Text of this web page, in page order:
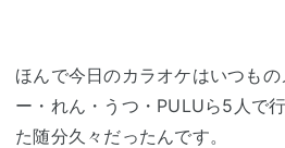
ほんで今日のカラオケはいつも
ー・れん・うつ・PULUら5人で
た随分久々だったんです。